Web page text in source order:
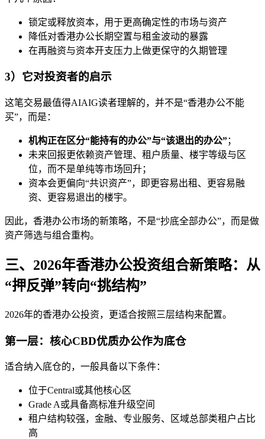
锁定或释放资本，用于更高确定性的市场与资产
降低对香港办公长期空置与租金波动的暴露
在再融资与资本开支压力上做更保守的久期管理
3）它对投资者的启示
这笔交易最值得AIAIG读者理解的，并不是“香港办公不能
买”，而是：
机构正在区分“能持有的办公”与“该退出的办公”；
未来回报更依赖资产管理、租户质量、楼宇等级与区
位，而不是单纯等市场回升；
资本会更偏向“共识资产”，即更容易出租、更容易融
资、更容易退出的楼宇。
因此，香港办公市场的新策略，不是“抄底全部办公”，而是做
资产筛选与组合重构。
三、2026年香港办公投资组合新策略：从
“押反弹”转向“挑结构”
2026年的香港办公投资，更适合按照三层结构来配置。
第一层：核心CBD优质办公作为底仓
适合纳入底仓的，一般具备以下条件：
位于Central或其他核心区
Grade A或具备高标准升级空间
租户结构较强，金融、专业服务、区域总部类租户占比
高